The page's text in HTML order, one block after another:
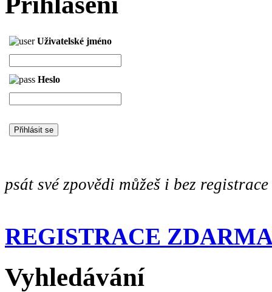
Uživatelské jméno
Heslo
psát své zpovědi můžeš i bez registrace
REGISTRACE
Vyhledávání